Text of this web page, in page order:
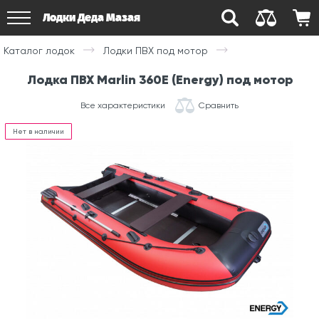
Лодки Деда Мазая
Каталог лодок Лодки ПВХ под мотор
Лодка ПВХ Marlin 360E (Energy) под мотор
Все характеристики Сравнить
Нет в наличии